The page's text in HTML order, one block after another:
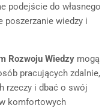
podejście do własnego
poszerzanie wiedzy i
Rozwoju Wiedzy mogą
pracujących zdalnie,
rzeczy i dbać o swój
komfortowych